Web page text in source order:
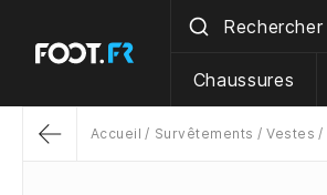
Chaussures
Accueil Survêtements Vestes